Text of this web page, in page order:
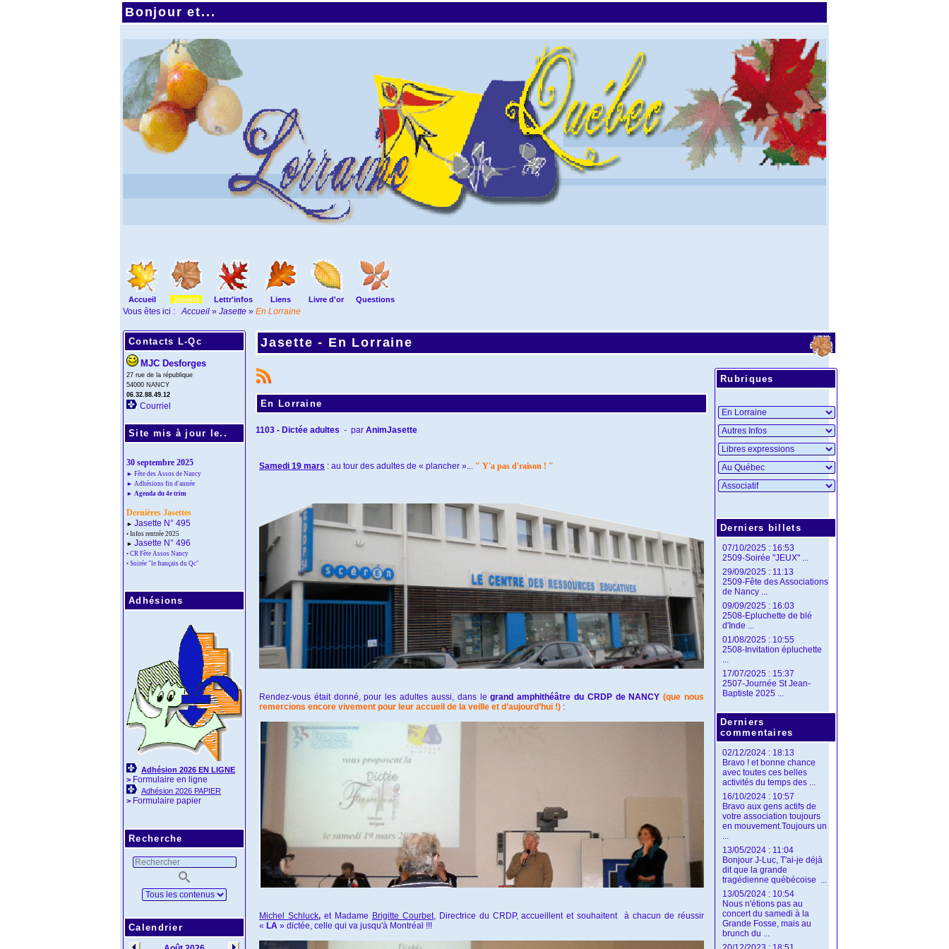
Bonjour et...
Accueil Jasette Lettr'infos Liens Livre d'or Questions
Vous êtes ici : Accueil » Jasette » En Lorraine
Contacts L-Qc
MJC Desforges
27 rue de la république
54000 NANCY
06.32.88.49.12
Courriel
Site mis à jour le..
30 septembre 2025
► Fête des Assos de Nancy
► Adhésions fin d'année
► Agenda du 4e trim
Dernières Jasettes
► Jasette N° 495
• Infos rentrée 2025
► Jasette N° 496
• CR Fête Assos Nancy
• Soirée "le français du Qc"
Adhésions
Adhésion 2026 EN LIGNE
> Formulaire en ligne
Adhésion 2026 PAPIER
> Formulaire papier
Recherche
Calendrier
Jasette - En Lorraine
En Lorraine
1103 - Dictée adultes - par AnimJasette
Samedi 19 mars : au tour des adultes de « plancher »... " Y'a pas d'raison ! "
Rendez-vous était donné, pour les adultes aussi, dans legrand amphithéâtre du CRDP de NANCY (que nous
remercions encore vivement pour leur accueil de la veille et d’aujourd’hui !) :
Michel Schluck,et Madame Brigitte Courbet, Directrice du CRDP, accueillent et souhaitent
à chacun de réussir
« LA » dictée, celle qui va jusqu'à Montréal !!!
Rubriques
Derniers billets
07/10/2025 : 16:53
2509-Soirée "JEUX" ...
29/09/2025 : 11:13
2509-Fête des Associations
de Nancy ...
09/09/2025 : 16:03
2508-Epluchette de blé
d'Inde ...
01/08/2025 : 10:55
2508-Invitation épluchette
...
17/07/2025 : 15:37
2507-Journée St Jean-
Baptiste 2025 ...
Derniers
commentaires
02/12/2024 : 18:13
Bravo ! et bonne chance
avec toutes ces belles
activités du temps des ...
16/10/2024 : 10:57
Bravo aux gens actifs de
votre association toujours
en mouvement.Toujours un
...
13/05/2024 : 11:04
Bonjour J-Luc, T'ai-je déjà
dit que la grande
tragédienne québécoise ...
13/05/2024 : 10:54
Nous n'étions pas au
concert du samedi à la
Grande Fosse, mais au
brunch du ...